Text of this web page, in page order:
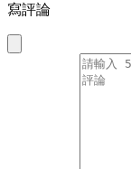
寫評論